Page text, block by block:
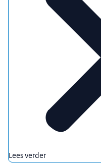
Lees verder